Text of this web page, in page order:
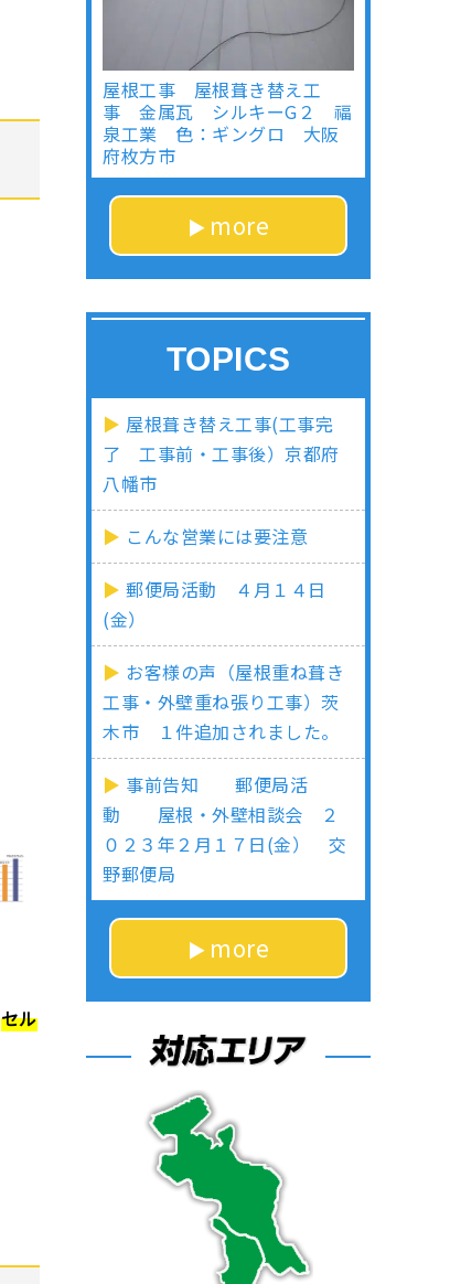
セル
屋根工事 屋根葺き替え工
事 金属瓦 シルキーG２ 福
泉工業 色：ギングロ 大阪
府枚方市
more
TOPICS
屋根葺き替え工事(工事完
了 工事前・工事後）京都府
八幡市
こんな営業には要注意
郵便局活動 ４月１４日
(金）
お客様の声（屋根重ね葺き
工事・外壁重ね張り工事）茨
木市 １件追加されました。
事前告知 郵便局活
動 屋根・外壁相談会 ２
０２３年２月１７日(金） 交
野郵便局
more